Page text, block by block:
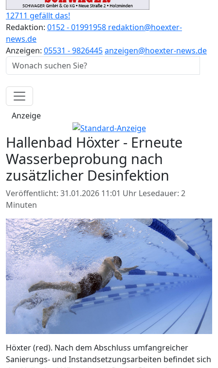
12711 gefällt das!
Redaktion: 0152 - 01991958 redaktion@hoexter-
news.de
Anzeigen: 05531 - 9826445anzeigen@hoexter-news.de
Anzeige
Hallenbad Höxter - Erneute
Wasserbeprobung nach
zusätzlicher Desinfektion
Veröffentlicht: 31.01.2026 11:01 Uhr Lesedauer: 2
Minuten
Höxter (red). Nach dem Abschluss umfangreicher
Sanierungs- und Instandsetzungsarbeiten befindet sich